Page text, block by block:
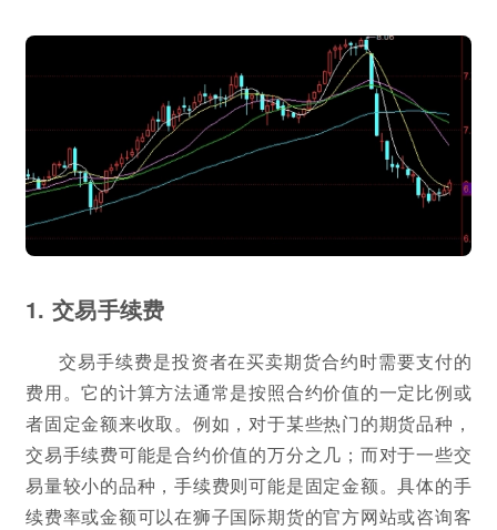
1. 交易手续费
交易手续费是投资者在买卖期货合约时需要支付的
费用。它的计算方法通常是按照合约价值的一定比例或
者固定金额来收取。例如，对于某些热门的期货品种，
交易手续费可能是合约价值的万分之几；而对于一些交
易量较小的品种，手续费则可能是固定金额。具体的手
续费率或金额可以在狮子国际期货的官方网站或咨询客